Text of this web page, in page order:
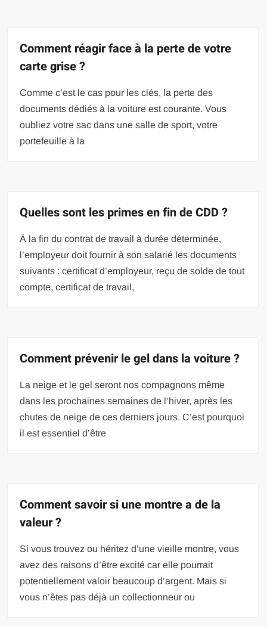
Comment réagir face à la perte de votre
carte grise ?
Comme c’est le cas pour les clés, la perte des
documents dédiés à la voiture est courante. Vous
oubliez votre sac dans une salle de sport, votre
portefeuille à la
Quelles sont les primes en fin de CDD ?
À la fin du contrat de travail à durée déterminée,
l’employeur doit fournir à son salarié les documents
suivants : certificat d’employeur, reçu de solde de tout
compte, certificat de travail,
Comment prévenir le gel dans la voiture ?
La neige et le gel seront nos compagnons même
dans les prochaines semaines de l’hiver, après les
chutes de neige de ces derniers jours. C’est pourquoi
il est essentiel d’être
Comment savoir si une montre a de la
valeur ?
Si vous trouvez ou héritez d’une vieille montre, vous
avez des raisons d’être excité car elle pourrait
potentiellement valoir beaucoup d’argent. Mais si
vous n’êtes pas déjà un collectionneur ou